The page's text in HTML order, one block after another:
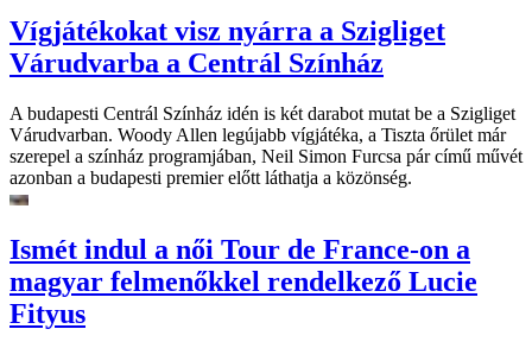
Vígjátékokat visz nyárra a Szigliget
Várudvarba a Centrál Színház
A budapesti Centrál Színház idén is két darabot mutat be a Szigliget
Várudvarban. Woody Allen legújabb vígjátéka, a Tiszta őrület már
szerepel a színház programjában, Neil Simon Furcsa pár című művét
azonban a budapesti premier előtt láthatja a közönség.
Ismét indul a női Tour de France-on a
magyar felmenőkkel rendelkező Lucie
Fityus